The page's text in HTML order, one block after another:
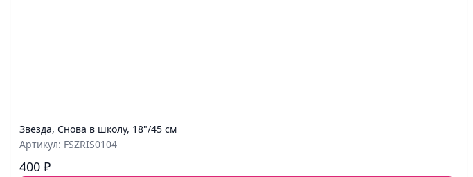
Звезда, Снова в школу, 18"/45 см
Артикул: FSZRIS0104
400 ₽